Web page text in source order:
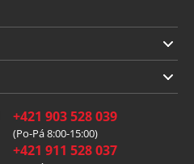
+421 903 528 039
(Po-Pá 8:00-15:00)
+421 911 528 037